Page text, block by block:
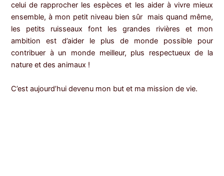
celui de rapprocher les espèces et les aider à vivre mieux
ensemble, à mon petit niveau bien sûr mais quand même,
les petits ruisseaux font les grandes rivières et mon
ambition est d’aider le plus de monde possible pour
contribuer à un monde meilleur, plus respectueux de la
nature et des animaux !
C’est aujourd’hui devenu mon but et ma mission de vie.